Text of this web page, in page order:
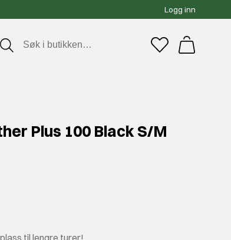
Logg inn
Plus 100 Black S/M
til lengre turer!